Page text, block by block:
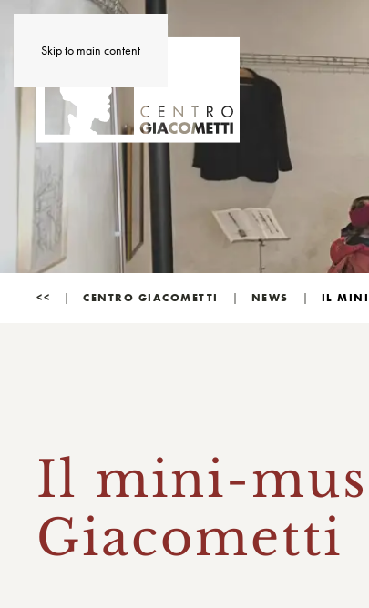
Skip to main content
<< CENTRO GIACOMETTI NEWS IL
Il mini-
Giacometti